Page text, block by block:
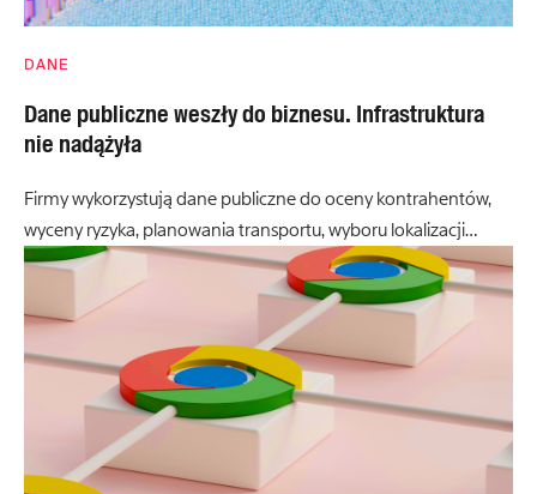
DANE
Dane publiczne weszły do biznesu. Infrastruktura
nie nadążyła
Firmy wykorzystują dane publiczne do oceny kontrahentów,
wyceny ryzyka, planowania transportu, wyboru lokalizacji…